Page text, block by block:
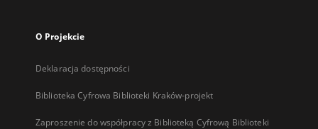
O Projekcie
Deklaracja dostępności
Biblioteka Cyfrowa Biblioteki Kraków-projekt
Zaproszenie do współpracy z Biblioteką Cyfrową Biblioteki